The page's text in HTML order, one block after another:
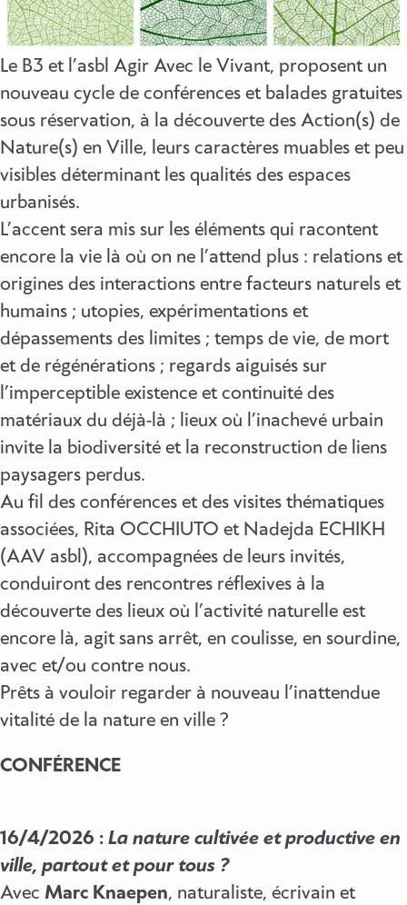
Le B3 et l’asbl Agir Avec le Vivant, proposent un
nouveau cycle de conférences et balades gratuites
sous réservation, à la découverte des Action(s) de
Nature(s) en Ville, leurs caractères muables et peu
visibles déterminant les qualités des espaces
urbanisés.
L’accent sera mis sur les éléments qui racontent
encore la vie là où on ne l’attend plus : relations et
origines des interactions entre facteurs naturels et
humains ; utopies, expérimentations et
dépassements des limites ; temps de vie, de mort
et de régénérations ; regards aiguisés sur
l’imperceptible existence et continuité des
matériaux du déjà-là ; lieux où l’inachevé urbain
invite la biodiversité et la reconstruction de liens
paysagers perdus.
Au fil des conférences et des visites thématiques
associées, Rita OCCHIUTO et Nadejda ECHIKH
(AAV asbl), accompagnées de leurs invités,
conduiront des rencontres réflexives à la
découverte des lieux où l’activité naturelle est
encore là, agit sans arrêt, en coulisse, en sourdine,
avec et/ou contre nous.
Prêts à vouloir regarder à nouveau l’inattendue
vitalité de la nature en ville ?
CONFÉRENCE
16/4/2026 : La nature cultivée et productive en
ville, partout et pour tous ?
Avec Marc Knaepen, naturaliste, écrivain et